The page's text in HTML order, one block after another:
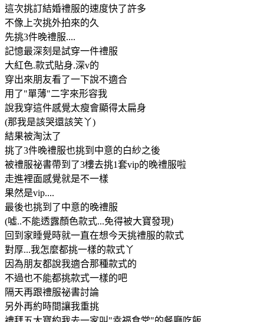
這次挑訂結婚禮服的速度快了許多
不像上次挑外拍來的久
先挑3件晚禮服....
記憶最深刻是試穿一件禮服
大紅色.款式貼身.深v的
穿出來朋友看了一下說不適合
用了"單薄"二字來形容我
說我穿這件感覺太瘦會顯得太扁身
(那我是該哭還該笑丫)
結果被淘汰了
挑了3件晚禮服也挑到中意的白紗之後
被禮服祕書帶到了3樓去挑1套vip的晚禮服啦
走進裡面感覺就是不一樣
果然是vip....
最後也挑到了中意的晚禮服
(噓..不能透露顏色款式...免得被大寶發現)
回到家睡覺時就一直在想今天挑禮服的款式
對厚...我怎麼都挑一樣的款式丫
因為朋友都說我適合那種款式的
不過也不能都挑款式一樣的吧
隔天再跟禮服祕書討論
另外再約時間讓我重挑